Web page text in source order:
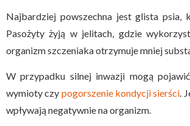
Najbardziej powszechna jest glista psia,
Pasożyty żyją w jelitach, gdzie
organizm szczeniaka otrzymuje mniej
W przypadku silnej inwazji mogą
wymioty czy pogorszenie kondycji sierści.
wpływają negatywnie na organizm.